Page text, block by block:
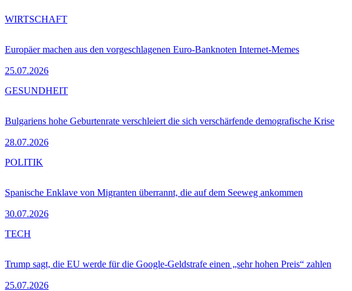
Europäer machen aus den vorgeschlagenen Euro-Banknoten Internet-Memes
25.07.2026
WIRTSCHAFT
Bulgariens hohe Geburtenrate verschleiert die sich verschärfende demografische Krise
28.07.2026
GESUNDHEIT
Spanische Enklave von Migranten überrannt, die auf dem Seeweg ankommen
30.07.2026
POLITIK
Trump sagt, die EU werde für die Google-Geldstrafe einen „sehr hohen Preis“ zahlen
25.07.2026
TECH